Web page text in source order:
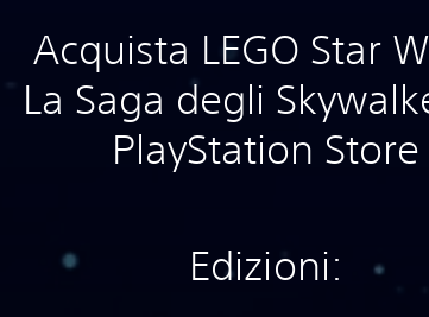
Acquista LEGO Star
La Saga degli
PlayStation Store
Edizioni: